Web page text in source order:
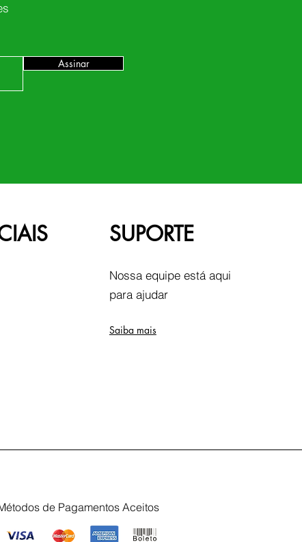
Assinar
SUPORTE
Nossa equipe está aqui
para ajudar
Saiba mais
de Pagamentos Aceitos